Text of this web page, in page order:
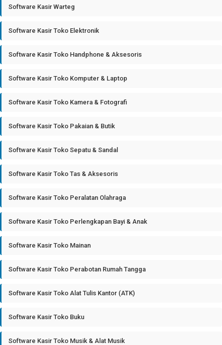
Software Kasir Warteg
Software Kasir Toko Elektronik
Software Kasir Toko Handphone & Aksesoris
Software Kasir Toko Komputer & Laptop
Software Kasir Toko Kamera & Fotografi
Software Kasir Toko Pakaian & Butik
Software Kasir Toko Sepatu & Sandal
Software Kasir Toko Tas & Aksesoris
Software Kasir Toko Peralatan Olahraga
Software Kasir Toko Perlengkapan Bayi & Anak
Software Kasir Toko Mainan
Software Kasir Toko Perabotan Rumah Tangga
Software Kasir Toko Alat Tulis Kantor (ATK)
Software Kasir Toko Buku
Software Kasir Toko Musik & Alat Musik